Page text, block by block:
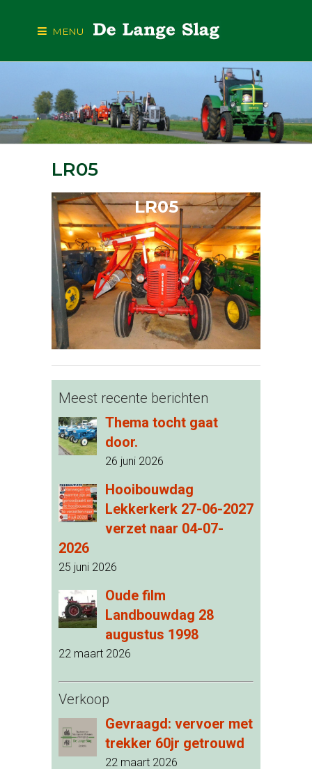
MENU
LR05
LR05
Meest recente berichten
Thema tocht gaat
door.
26 juni 2026
Hooibouwdag
Lekkerkerk 27-06-2027
verzet naar 04-07-
2026
25 juni 2026
Oude film
Landbouwdag 28
augustus 1998
22 maart 2026
Verkoop
Gevraagd: vervoer met
trekker 60jr getrouwd
22 maart 2026